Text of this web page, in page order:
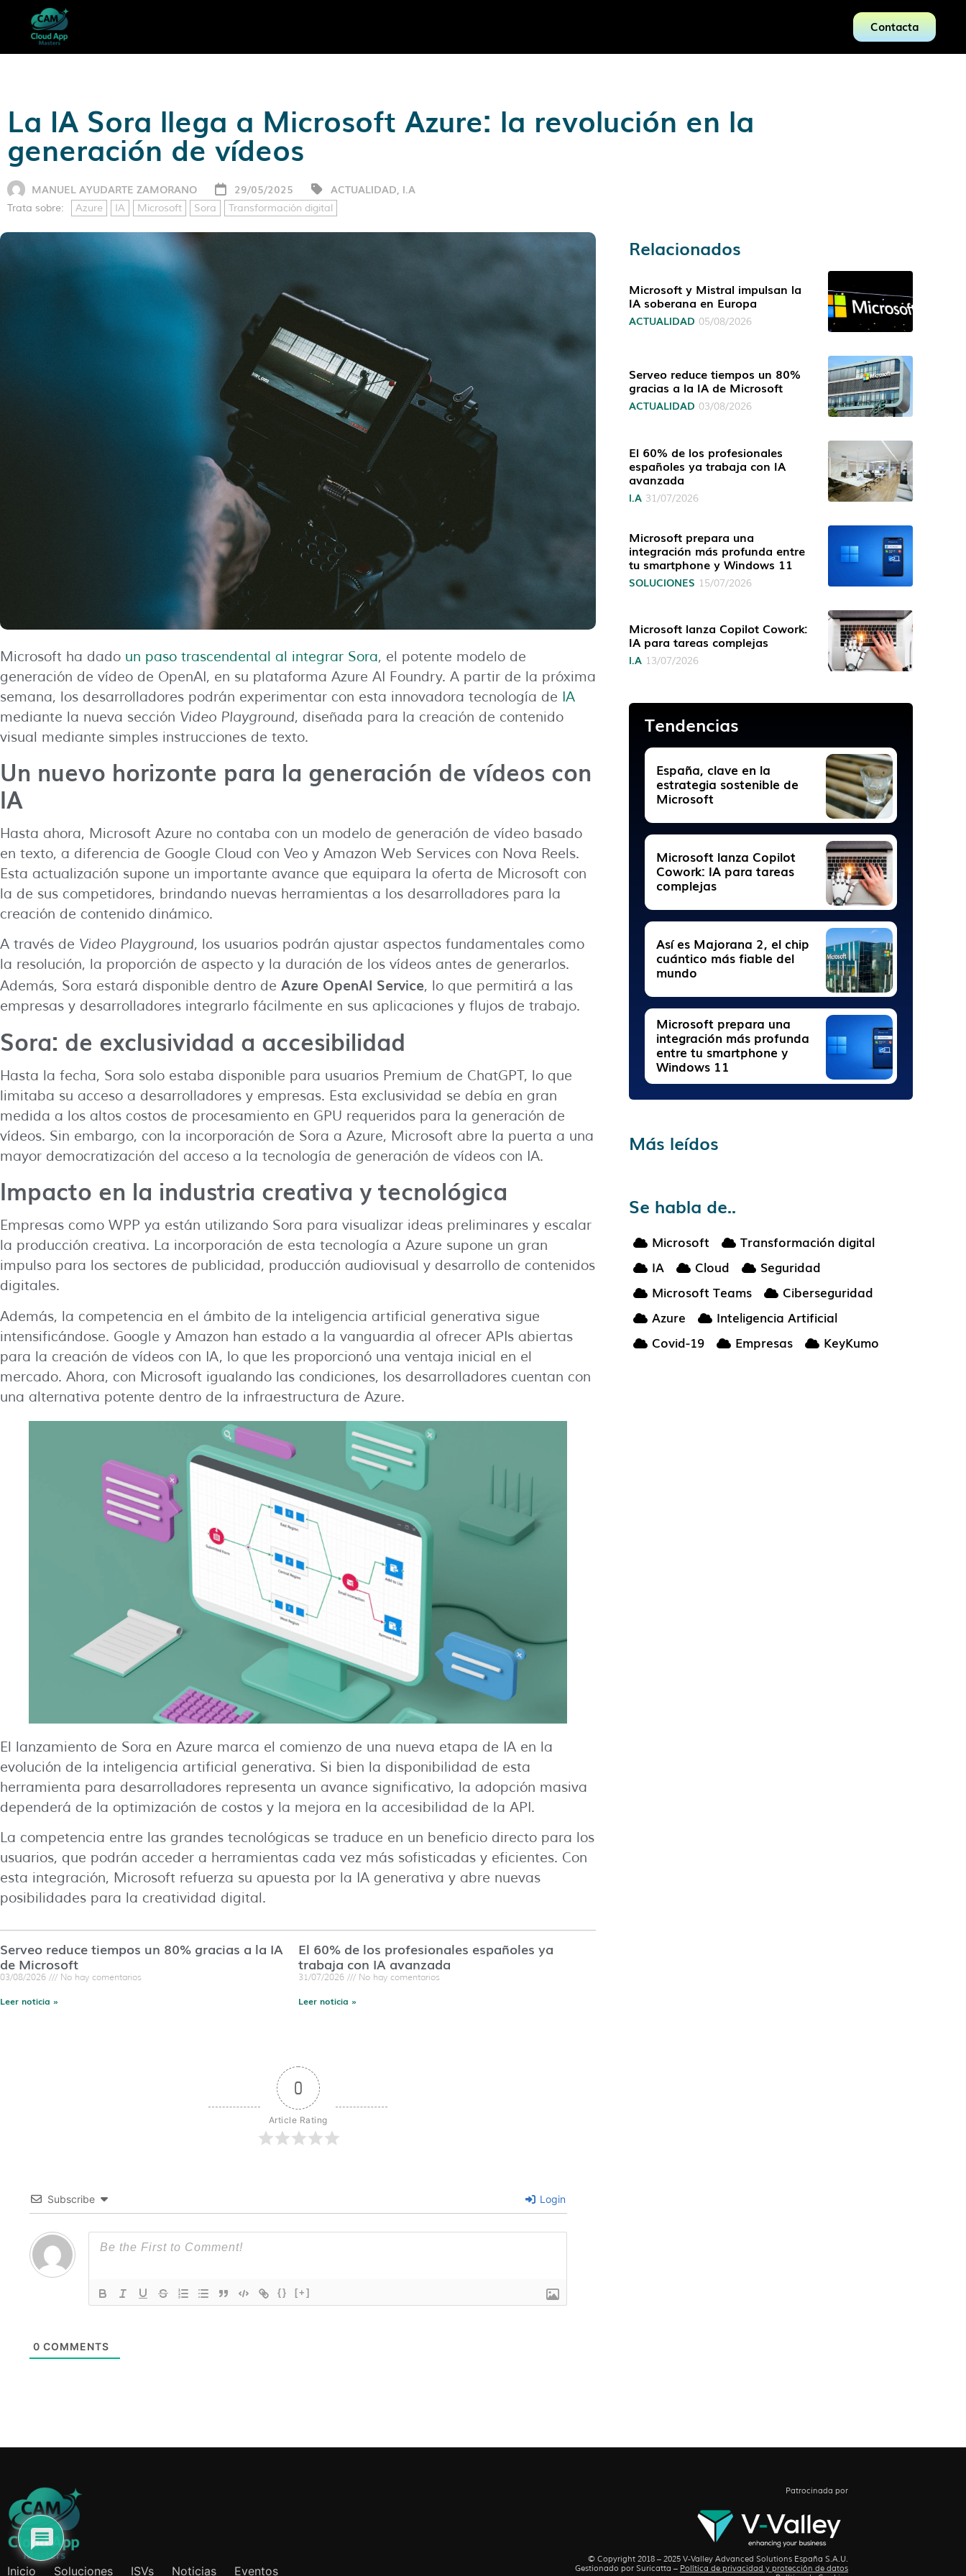
Contacta
La IA Sora llega a Microsoft Azure: la revolución en la
generación de vídeos
MANUEL AYUDARTE ZAMORANO 29/05/2025 ACTUALIDAD, I.A
Trata sobre: Azure IA Microsoft Sora Transformación digital
Microsoft ha dado un paso trascendental al integrar Sora, el potente modelo de
generación de vídeo de OpenAI, en su plataforma Azure AI Foundry. A partir de la próxima
semana, los desarrolladores podrán experimentar con esta innovadora tecnología de IA
mediante la nueva sección Video Playground, diseñada para la creación de contenido
visual mediante simples instrucciones de texto.
Un nuevo horizonte para la generación de vídeos con
IA
Hasta ahora, Microsoft Azure no contaba con un modelo de generación de vídeo basado
en texto, a diferencia de Google Cloud con Veo y Amazon Web Services con Nova Reels.
Esta actualización supone un importante avance que equipara la oferta de Microsoft con
la de sus competidores, brindando nuevas herramientas a los desarrolladores para la
creación de contenido dinámico.
A través de Video Playground, los usuarios podrán ajustar aspectos fundamentales como
la resolución, la proporción de aspecto y la duración de los vídeos antes de generarlos.
Además, Sora estará disponible dentro de Azure OpenAI Service, lo que permitirá a las
empresas y desarrolladores integrarlo fácilmente en sus aplicaciones y flujos de trabajo.
Sora: de exclusividad a accesibilidad
Hasta la fecha, Sora solo estaba disponible para usuarios Premium de ChatGPT, lo que
limitaba su acceso a desarrolladores y empresas. Esta exclusividad se debía en gran
medida a los altos costos de procesamiento en GPU requeridos para la generación de
vídeos. Sin embargo, con la incorporación de Sora a Azure, Microsoft abre la puerta a una
mayor democratización del acceso a la tecnología de generación de vídeos con IA.
Impacto en la industria creativa y tecnológica
Empresas como WPP ya están utilizando Sora para visualizar ideas preliminares y escalar
la producción creativa. La incorporación de esta tecnología a Azure supone un gran
impulso para los sectores de publicidad, producción audiovisual y desarrollo de contenidos
digitales.
Además, la competencia en el ámbito de la inteligencia artificial generativa sigue
intensificándose. Google y Amazon han estado a la vanguardia al ofrecer APIs abiertas
para la creación de vídeos con IA, lo que les proporcionó una ventaja inicial en el
mercado. Ahora, con Microsoft igualando las condiciones, los desarrolladores cuentan con
una alternativa potente dentro de la infraestructura de Azure.
El lanzamiento de Sora en Azure marca el comienzo de una nueva etapa de IA en la
evolución de la inteligencia artificial generativa. Si bien la disponibilidad de esta
herramienta para desarrolladores representa un avance significativo, la adopción masiva
dependerá de la optimización de costos y la mejora en la accesibilidad de la API.
La competencia entre las grandes tecnológicas se traduce en un beneficio directo para los
usuarios, que podrán acceder a herramientas cada vez más sofisticadas y eficientes. Con
esta integración, Microsoft refuerza su apuesta por la IA generativa y abre nuevas
posibilidades para la creatividad digital.
Serveo reduce tiempos un 80% gracias a la IA
de Microsoft
03/08/2026 No hay comentarios
Leer noticia »
El 60% de los profesionales españoles ya
trabaja con IA avanzada
31/07/2026 No hay comentarios
Leer noticia »
0
Article Rating
Subscribe Login
{} [+]
0 COMMENTS
Relacionados
Microsoft y Mistral impulsan la
IA soberana en Europa
ACTUALIDAD 05/08/2026
Serveo reduce tiempos un 80%
gracias a la IA de Microsoft
ACTUALIDAD 03/08/2026
El 60% de los profesionales
españoles ya trabaja con IA
avanzada
I.A 31/07/2026
Microsoft prepara una
integración más profunda entre
tu smartphone y Windows 11
SOLUCIONES 15/07/2026
Microsoft lanza Copilot Cowork:
IA para tareas complejas
I.A 13/07/2026
Tendencias
España, clave en la
estrategia sostenible de
Microsoft
Microsoft lanza Copilot
Cowork: IA para tareas
complejas
Así es Majorana 2, el chip
cuántico más fiable del
mundo
Microsoft prepara una
integración más profunda
entre tu smartphone y
Windows 11
Más leídos
Se habla de..
Microsoft
Transformación digital
IA
Cloud
Seguridad
Microsoft Teams
Ciberseguridad
Azure
Inteligencia Artificial
Covid-19
Empresas KeyKumo
Inicio Soluciones ISVs Noticias Eventos
Patrocinada por
© Copyright 2018 – 2025 V-Valley Advanced Solutions España S.A.U.
Gestionado por Suricatta – Política de privacidad y protección de datos